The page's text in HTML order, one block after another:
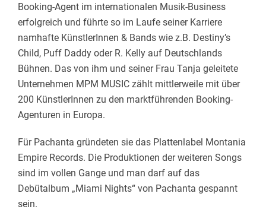
Booking-Agent im internationalen Musik-Business
erfolgreich und führte so im Laufe seiner Karriere
namhafte KünstlerInnen & Bands wie z.B. Destiny’s
Child, Puff Daddy oder R. Kelly auf Deutschlands
Bühnen. Das von ihm und seiner Frau Tanja geleitete
Unternehmen MPM MUSIC zählt mittlerweile mit über
200 KünstlerInnen zu den marktführenden Booking-
Agenturen in Europa.
Für Pachanta gründeten sie das Plattenlabel Montania
Empire Records. Die Produktionen der weiteren Songs
sind im vollen Gange und man darf auf das
Debütalbum „Miami Nights“ von Pachanta gespannt
sein.